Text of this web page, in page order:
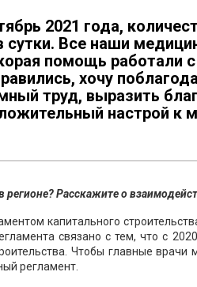
2021 года,
сутки. Все наши
помощь работали
хочу
труд, выразить
настрой к
Расскажите о
капитального
связано с тем, что с
Чтобы главные
регламент.